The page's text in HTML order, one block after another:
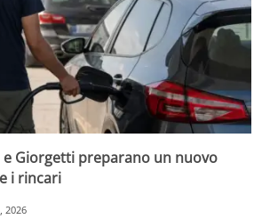
Giorgetti preparano un nuovo
i rincari
2026